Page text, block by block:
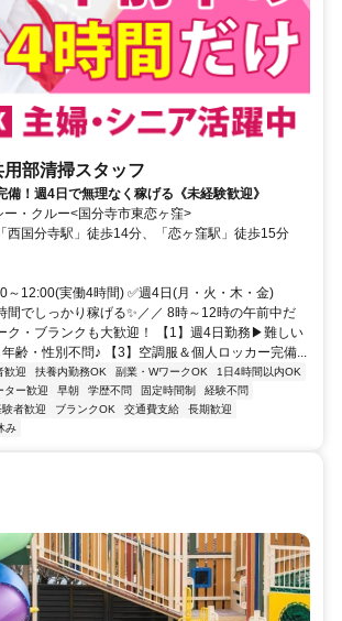
部清掃スタッフ
備！週4日で無理なく稼げる《未経験歓迎》
・クルー<国分寺市東恋ヶ窪>
西国分寺駅」徒歩14分、「恋ヶ窪駅」徒歩15分
～12:00(実働4時間) ✅週4日(月・火・木・金)
間でしっかり稼げる✨／／ 8時～12時の午前中だ
ク・ブランクも大歓迎！ 【1】週4日勤務▶難しい
齢・性別不問♪ 【3】空調服＆個人ロッカー完備...
歓迎 扶養内勤務OK 副業・WワークOK
1日4時間以内OK
ター歓迎 早朝 学歴不問 固定時間制
経験不問
験者歓迎 ブランクOK 交通費支給
長期歓迎
み